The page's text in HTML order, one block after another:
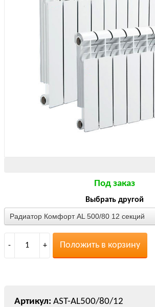
Под заказ
Выбрать другой
Радиатор Комфорт AL 500/80 12 секций
- 1 + Положить в корзину
AST-AL500/80/12